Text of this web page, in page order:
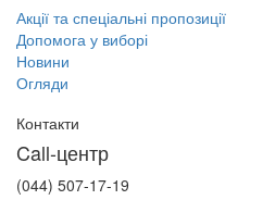
Акції та спеціальні пропозиції
Допомога у виборі
Новини
Огляди
Контакти
Call-центр
(044) 507-17-19